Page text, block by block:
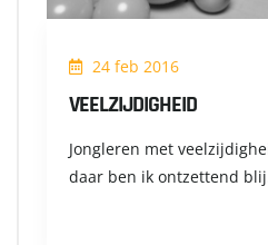
24 feb 2016
VEELZIJDIGHEID
Jongleren met
daar ben ik ontzettend